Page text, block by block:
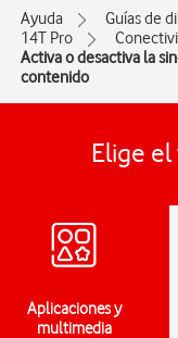
Ayuda Guías de
14T Pro
Activa o desactiva la
contenido
Elige
Aplicaciones y
multimedia